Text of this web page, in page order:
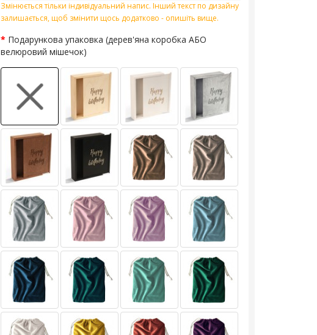
Змінюється тільки індивідуальний напис. Інший текст по дизайну
залишається, щоб змінити щось додатково - опишіть вище.
Подарункова упаковка (дерев'яна коробка АБО
велюровий мішечок)